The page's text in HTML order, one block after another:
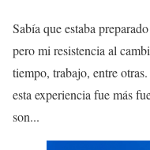
Sabía que estaba
pero mi resistencia al
tiempo, trabajo, entre
esta experiencia fue más
son...